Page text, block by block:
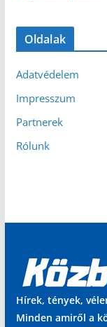
Oldalak
Adatvédelem
Impresszum
Partnerek
Rólunk
Hírek, tények,
Minden amiről a